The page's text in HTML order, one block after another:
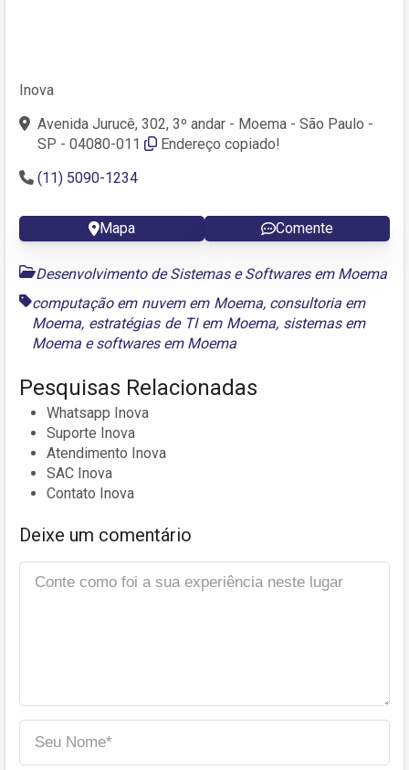
Inova
Avenida Jurucê, 302, 3º andar - Moema - São Paulo -
SP - 04080-011
Endereço copiado!
(11) 5090-1234
Mapa Comente
Desenvolvimento de Sistemas e Softwares em Moema
computação em nuvem em Moema, consultoria em
Moema, estratégias de TI em Moema, sistemas em
Moema esoftwares em Moema
Pesquisas Relacionadas
Whatsapp Inova
Suporte Inova
Atendimento Inova
SAC Inova
Contato Inova
Deixe um comentário